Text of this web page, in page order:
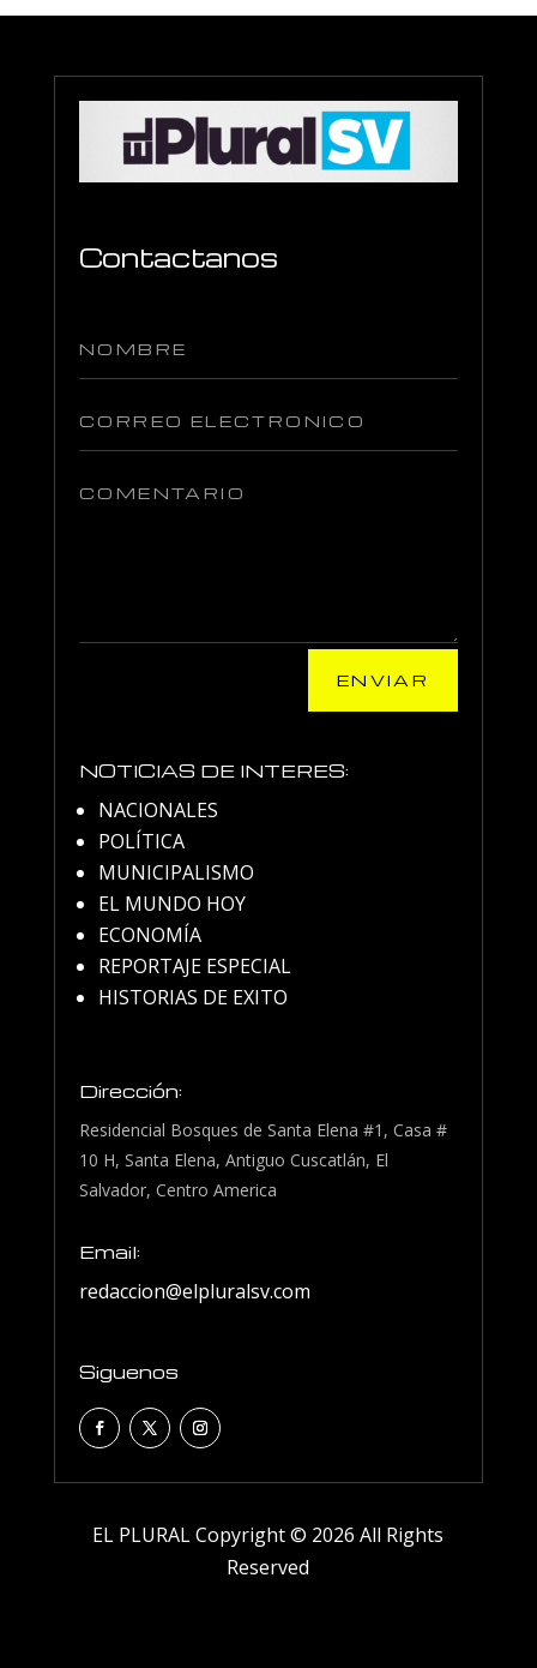
Contactanos
ENVIAR
NOTICIAS DE INTERES:
NACIONALES
POLÍTICA
MUNICIPALISMO
EL MUNDO HOY
ECONOMÍA
REPORTAJE ESPECIAL
HISTORIAS DE EXITO
Dirección:
Residencial Bosques de Santa Elena #1, Casa #
10 H, Santa Elena, Antiguo Cuscatlán, El
Salvador, Centro America
Email:
redaccion@elpluralsv.com
Siguenos
EL PLURAL Copyright © 2026 All Rights
Reserved